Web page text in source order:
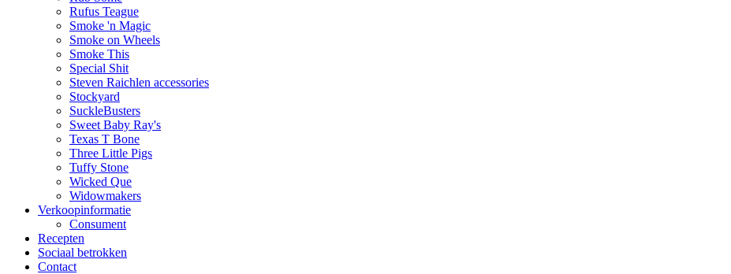
Rufus Teague
Smoke 'n Magic
Smoke on Wheels
Smoke This
Special Shit
Steven Raichlen accessories
Stockyard
SuckleBusters
Sweet Baby Ray's
Texas T Bone
Three Little Pigs
Tuffy Stone
Wicked Que
Widowmakers
Verkoopinformatie
Consument
Recepten
Sociaal betrokken
Contact